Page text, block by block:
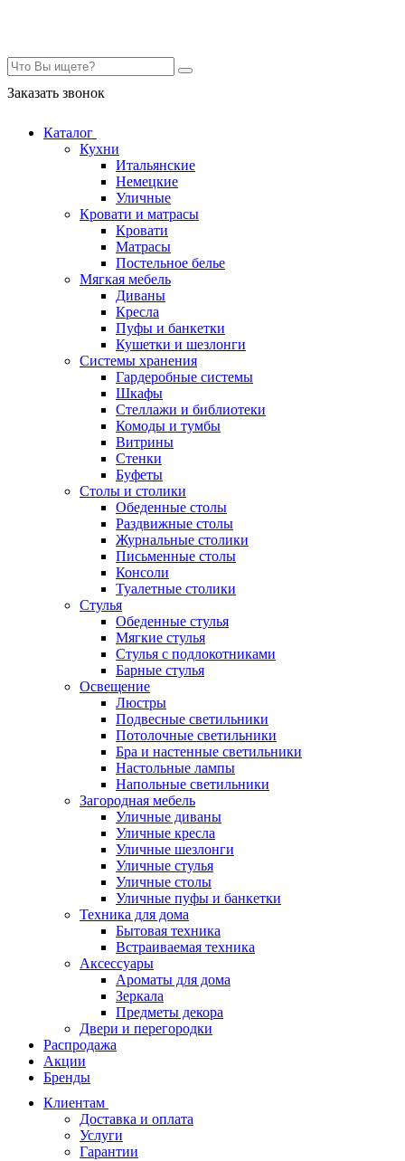
Заказать звонок
Каталог
Кухни
Итальянские
Немецкие
Уличные
Кровати и матрасы
Кровати
Матрасы
Постельное белье
Мягкая мебель
Диваны
Кресла
Пуфы и банкетки
Кушетки и шезлонги
Системы хранения
Гардеробные системы
Шкафы
Стеллажи и библиотеки
Комоды и тумбы
Витрины
Стенки
Буфеты
Столы и столики
Обеденные столы
Раздвижные столы
Журнальные столики
Письменные столы
Консоли
Туалетные столики
Стулья
Обеденные стулья
Мягкие стулья
Стулья с подлокотниками
Барные стулья
Освещение
Люстры
Подвесные светильники
Потолочные светильники
Бра и настенные светильники
Настольные лампы
Напольные светильники
Загородная мебель
Уличные диваны
Уличные кресла
Уличные шезлонги
Уличные стулья
Уличные столы
Уличные пуфы и банкетки
Техника для дома
Бытовая техника
Встраиваемая техника
Аксессуары
Ароматы для дома
Зеркала
Предметы декора
Двери и перегородки
Распродажа
Акции
Бренды
Клиентам
Доставка и оплата
Услуги
Гарантии